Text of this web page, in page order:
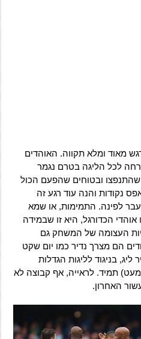
מאוד ומלא תקווה. האוהדים
לכל הליגה בטרם נגמר
ובטוחים שהפעם הכול
נקודות והנה עוד רגע זה
לפינה. התמימות, או שמא
הכדורגל, היא זו שבמידה
העצומה של המשחק גם
הם מצרך נדיר כמו יום שקט
בניגוד לליגות הגדלות
תמיד. לראייה, אף קבוצה לא
האחרון.